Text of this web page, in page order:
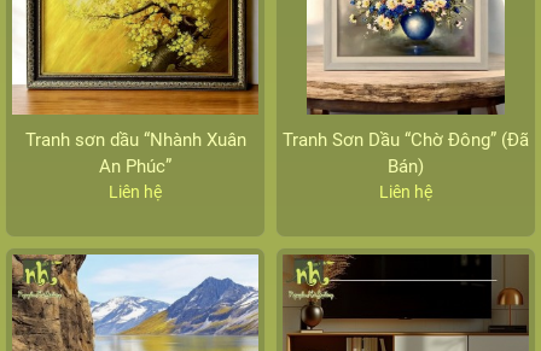
Tranh sơn dầu “Nhành Xuân
An Phúc”
Liên hệ
Tranh Sơn Dầu “Chờ Đông” (Đã
Bán)
Liên hệ